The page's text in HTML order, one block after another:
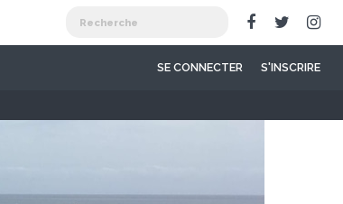
SE CONNECTER S'INSCRIRE